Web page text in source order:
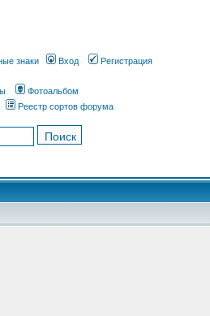
знаки Вход Регистрация
Фотоальбом
Реестр сортов форума